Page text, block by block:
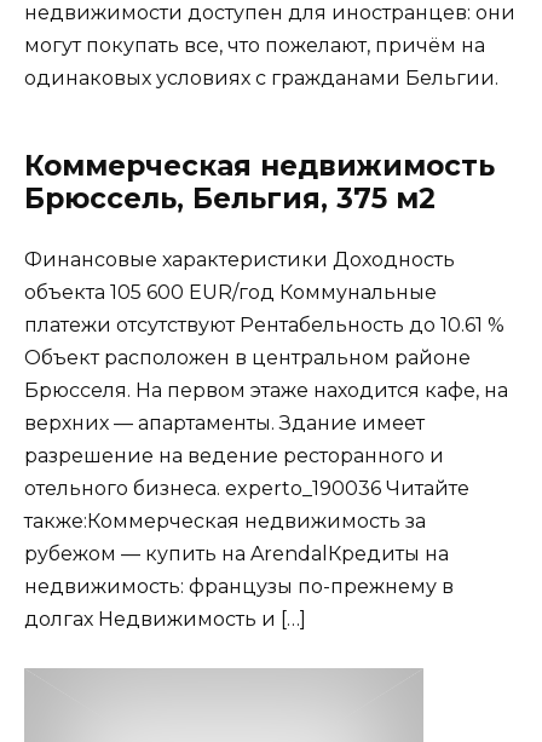
недвижимости доступен для иностранцев: они
могут покупать все, что пожелают, причём на
одинаковых условиях с гражданами Бельгии.
Коммерческая недвижимость
Брюссель, Бельгия, 375 м2
Финансовые характеристики Доходность
объекта 105 600 EUR/год Коммунальные
платежи отсутствуют Рентабельность до 10.61 %
Объект расположен в центральном районе
Брюсселя. На первом этаже находится кафе, на
верхних — апартаменты. Здание имеет
разрешение на ведение ресторанного и
отельного бизнеса. experto_190036 Читайте
также:Коммерческая недвижимость за
рубежом — купить на ArendalКредиты на
недвижимость: французы по-прежнему в
долгах Недвижимость и […]